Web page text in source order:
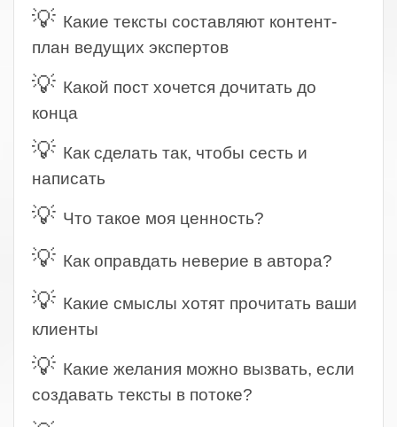
💡 Какие тексты составляют контент-
план ведущих экспертов
💡 Какой пост хочется дочитать до
конца
💡 Как сделать так, чтобы сесть и
написать
💡 Что такое моя ценность?
💡 Как оправдать неверие в автора?
💡 Какие смыслы хотят прочитать ваши
клиенты
💡 Какие желания можно вызвать, если
создавать тексты в потоке?